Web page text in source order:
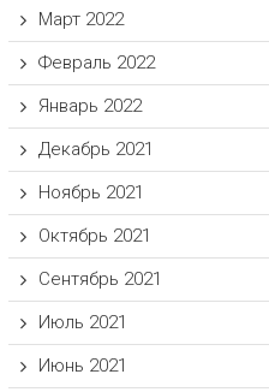
Март 2022
Февраль 2022
Январь 2022
Декабрь 2021
Ноябрь 2021
Октябрь 2021
Сентябрь 2021
Июль 2021
Июнь 2021